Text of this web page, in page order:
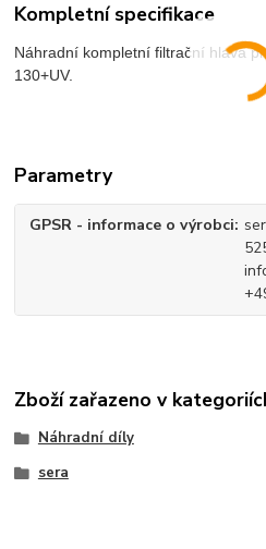
Kompletní specifikace
Náhradní kompletní filtrační hlava
130+UV.
Parametry
GPSR - informace o výrobci
Zboží zařazeno v
Náhradní díly
sera